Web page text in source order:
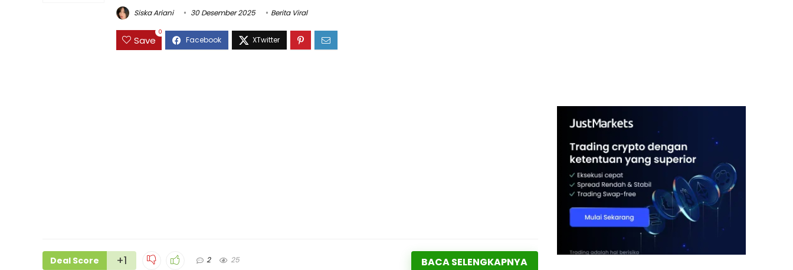
Siska Ariani 30 Desember 2025 Berita Viral
Save
0
Deal Score +1 2 25 BACA SELENGKAPNYA